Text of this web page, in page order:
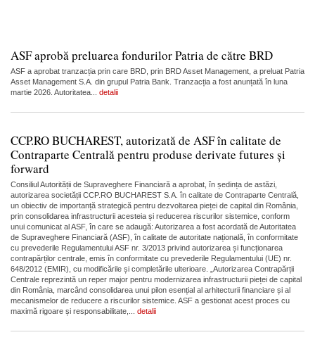
ASF aprobă preluarea fondurilor Patria de către BRD
ASF a aprobat tranzacția prin care BRD, prin BRD Asset Management, a preluat Patria
Asset Management S.A. din grupul Patria Bank. Tranzacția a fost anunțată în luna
martie 2026. Autoritatea... detalii
CCP.RO BUCHAREST, autorizată de ASF în calitate de
Contraparte Centrală pentru produse derivate futures și
forward
Consiliul Autorității de Supraveghere Financiară a aprobat, în ședința de astăzi,
autorizarea societății CCP.RO BUCHAREST S.A. în calitate de Contraparte Centrală,
un obiectiv de importanță strategică pentru dezvoltarea pieței de capital din România,
prin consolidarea infrastructurii acesteia și reducerea riscurilor sistemice, conform
unui comunicat al ASF, în care se adaugă: Autorizarea a fost acordată de Autoritatea
de Supraveghere Financiară (ASF), în calitate de autoritate națională, în conformitate
cu prevederile Regulamentului ASF nr. 3/2013 privind autorizarea și funcționarea
contrapărților centrale, emis în conformitate cu prevederile Regulamentului (UE) nr.
648/2012 (EMIR), cu modificările și completările ulterioare. „Autorizarea Contrapărții
Centrale reprezintă un reper major pentru modernizarea infrastructurii pieței de capital
din România, marcând consolidarea unui pilon esențial al arhitecturii financiare și al
mecanismelor de reducere a riscurilor sistemice. ASF a gestionat acest proces cu
maximă rigoare și responsabilitate,... detalii